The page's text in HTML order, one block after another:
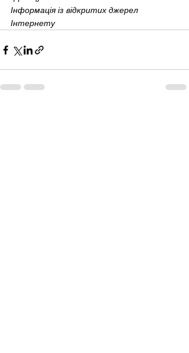
Інформація із відкритих джерел
Інтернету